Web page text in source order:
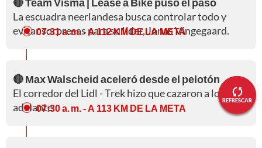
REFRESCAR
La escuadra neerlandesa busca controlar todo y
evitar sorpresas para su líder, Jonas Vingegaard.
07:31 a. m.- A 112 KM DE LA META
🔴 Max Walscheid aceleró desde el pelotón
El corredor del Lidl - Trek hizo que cazaron a los de
adelante.07:30 a. m.- A 113 KM DE LA META